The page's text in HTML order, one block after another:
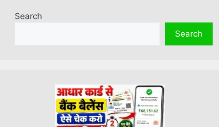
Search
Search